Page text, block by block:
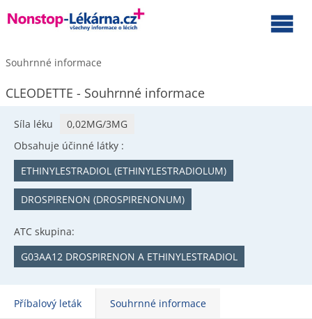
Souhrnné informace
CLEODETTE - Souhrnné informace
Síla léku
0,02MG/3MG
Obsahuje účinné látky :
ETHINYLESTRADIOL (ETHINYLESTRADIOLUM)
DROSPIRENON (DROSPIRENONUM)
ATC skupina:
G03AA12 DROSPIRENON A ETHINYLESTRADIOL
Příbalový leták Souhrnné informace